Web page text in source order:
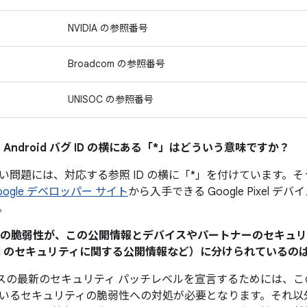
NVIDIA の参照番号
Broadcom の参照番号
UNISOC の参照番号
Android バグ ID の横にある「*」はどういう意味ですか？
問題には、対応する参照 ID の横に「*」を付けています。
デベロッパー サイトから入手できる Google Pixel デバ
脆弱性が、この公開情報とデバイスやパートナーのセキュ
セキュリティに関する公開情報など）に分けられているの
の最新のセキュリティ パッチレベルを宣言するためには、
るセキュリティの脆弱性への対処が必要となります。それ